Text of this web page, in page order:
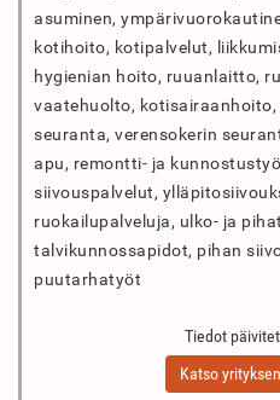
asuminen,
kotihoito, kotipalvelut,
hygienian hoito, ruuanlaitto,
vaatehuolto, kotisairaanhoito,
seuranta, verensokerin
apu, remontti- ja
siivouspalvelut,
ruokailupalveluja, ulko- ja
talvikunnossapidot, pihan
puutarhatyöt
Tiedot
Katso